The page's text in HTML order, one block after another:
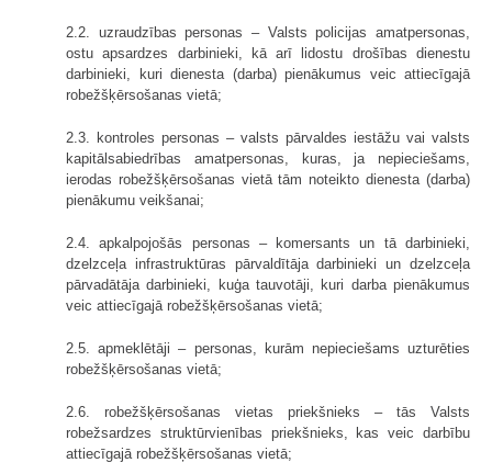
2.2. uzraudzības personas – Valsts policijas amatpersonas,
ostu apsardzes darbinieki, kā arī lidostu drošības dienestu
darbinieki, kuri dienesta (darba) pienākumus veic attiecīgajā
robežšķērsošanas vietā;
2.3. kontroles personas – valsts pārvaldes iestāžu vai valsts
kapitālsabiedrības amatpersonas, kuras, ja nepieciešams,
ierodas robežšķērsošanas vietā tām noteikto dienesta (darba)
pienākumu veikšanai;
2.4. apkalpojošās personas – komersants un tā darbinieki,
dzelzceļa infrastruktūras pārvaldītāja darbinieki un dzelzceļa
pārvadātāja darbinieki, kuģa tauvotāji, kuri darba pienākumus
veic attiecīgajā robežšķērsošanas vietā;
2.5. apmeklētāji – personas, kurām nepieciešams uzturēties
robežšķērsošanas vietā;
2.6. robežšķērsošanas vietas priekšnieks – tās Valsts
robežsardzes struktūrvienības priekšnieks, kas veic darbību
attiecīgajā robežšķērsošanas vietā;